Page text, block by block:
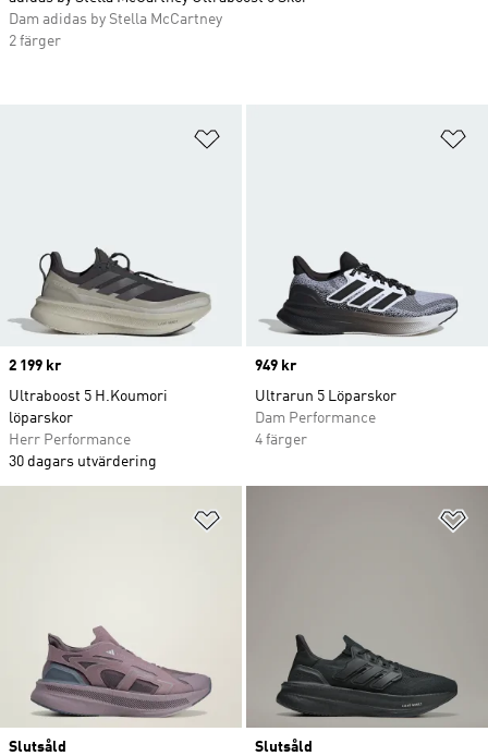
Price
2 199 kr
Ultraboost 5 H.Koumori
löparskor
Herr Performance
30 dagars utvärdering
Price
949 kr
Ultrarun 5 Löparskor
Dam Performance
4 färger
Slutsåld
Slutsåld
Dam adidas by Stella McCartney
2 färger